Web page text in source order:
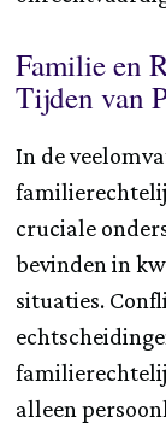
Familie en
Tijden van
In de
cruciale
bevinden in
situaties.
alleen